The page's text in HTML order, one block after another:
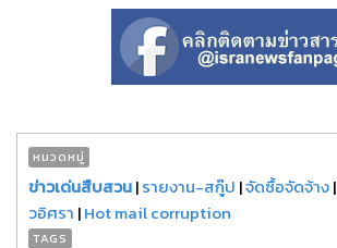
หมวดหมู่
ข่าวเด่นสืบสวน|รายงาน-สกู๊ป |จัดซื้อจัดจ้าง|
วอิศรา |Hot mail corruption
TAGS